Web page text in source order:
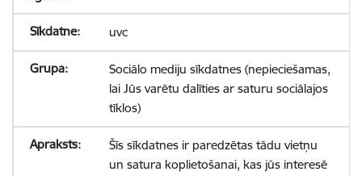
uvc
Sociālo mediju sīkdatnes (nepieciešamas,
lai Jūs varētu dalīties ar saturu sociālajos
tīklos)
Šīs sīkdatnes ir paredzētas tādu vietņu
un satura koplietošanai, kas jūs interesē